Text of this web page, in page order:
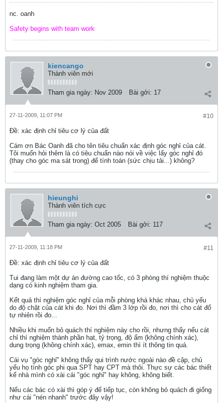
nc. oanh
Safety begins with team work
kiencango
Thành viên mới
Tham gia ngày: Nov 2009 Bài gởi: 17
#10
27-11-2009, 11:07 PM
Ðề: xác định chỉ tiêu cơ lý của đất
Cám ơn Bác Oanh đã cho tên tiêu chuẩn xác định góc nghỉ của cát.
Tôi muốn hỏi thêm là có tiêu chuẩn nào nói về việc lấy góc nghỉ đó
(thay cho góc ma sát trong) để tính toán (sức chịu tải...) không?
hieunghi
Thành viên tích cực
Tham gia ngày: Oct 2005 Bài gởi: 117
#11
27-11-2009, 11:18 PM
Ðề: xác định chỉ tiêu cơ lý của đất
Tui đang làm một dự án đường cao tốc, có 3 phòng thí nghiệm thuộc
dạng có kinh nghiệm tham gia.
Kết quả thí nghiệm góc nghỉ của mỗi phòng khá khác nhau, chủ yếu
do độ chặt của cát khi đo. Nơi thì đầm 3 lớp rồi đo, nơi thì cho cát đổ
tự nhiên rồi đo...
Nhiều khi muốn bỏ quách thí nghiệm này cho rồi, nhưng thấy nếu cát
chỉ thí nghiệm thành phần hạt, tỷ trọng, độ ẩm (không chính xác),
dung trọng (không chính xác), emax, emin thì ít thông tin quá.
Cái vụ "góc nghỉ" không thấy qui trình nước ngoài nào đề cập, chủ
yếu họ tính góc phi qua SPT hay CPT mà thôi. Thực sự các bác thiết
kế nhà mình có xài cái "góc nghỉ" hay không, không biết.
Nếu các bác có xài thì góp ý để tiếp tục, còn không bỏ quách đi giống
như cái "nén nhanh" trước đây vậy!